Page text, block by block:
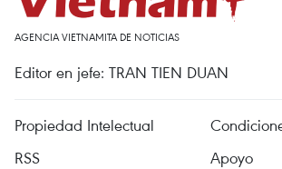
AGENCIA VIETNAMITA DE NOTICIAS
Editor en jefe: TRAN TIEN DUAN
Propiedad Intelectual
RSS
Apoyo